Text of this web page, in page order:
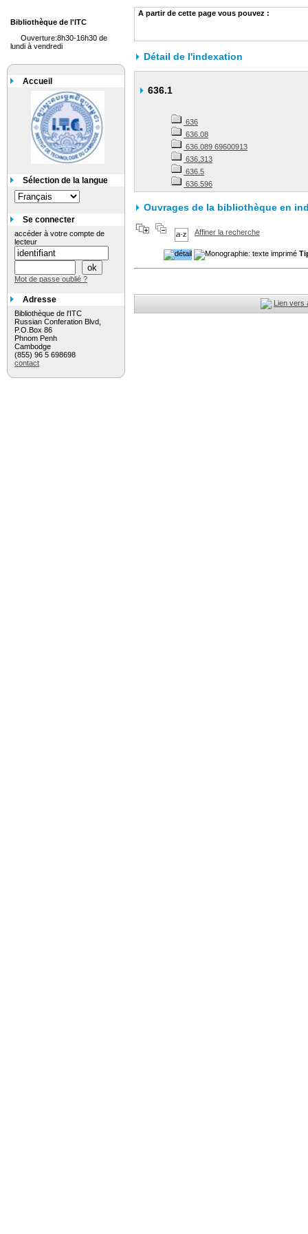
A partir de cette page vous pouvez :
Détail de l'indexation
636.1
636
636.08
636.089 69600913
636.313
636.5
636.596
Ouvrages de la bibliothèque en
Affiner la recherche
Lien vers
Bibliothèque de l'ITC
Ouverture:8h30-16h30 de
lundi à vendredi
Accueil
Sélection de la langue
Se connecter
accéder à votre compte de
lecteur
Mot de passe oublié ?
Adresse
Bibliothèque de l'ITC
Russian Conferation Blvd,
P.O.Box 86
Phnom Penh
Cambodge
(855) 96 5 698698
contact